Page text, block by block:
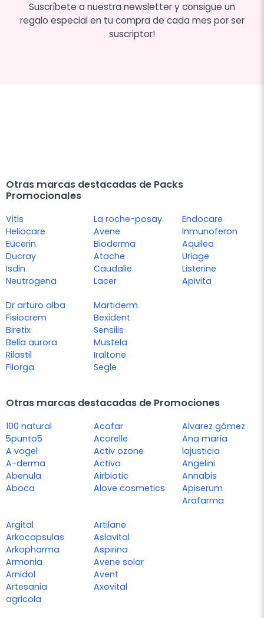
Suscríbete a nuestra newsletter y consigue un
regalo especial en tu compra de cada mes por ser
suscriptor!
Otras marcas destacadas de Packs
Promocionales
Vitis
Heliocare
Eucerin
Ducray
Isdin
Neutrogena
La roche-posay
Avene
Bioderma
Atache
Caudalie
Lacer
Endocare
Inmunoferon
Aquilea
Uriage
Listerine
Apivita
Dr arturo alba
Fisiocrem
Biretix
Bella aurora
Rilastil
Filorga
Martiderm
Bexident
Sensilis
Mustela
Iraltone
Segle
Otras marcas destacadas de Promociones
100 natural
5punto5
A vogel
A-derma
Abenula
Aboca
Acofar
Acorelle
Activ ozone
Activa
Airbiotic
Alove cosmetics
Alvarez gómez
Ana maría
lajusticia
Angelini
Annabis
Apiserum
Arafarma
Argital
Arkocapsulas
Arkopharma
Armonia
Arnidol
Artesania
agricola
Artilane
Aslavital
Aspirina
Avene solar
Avent
Axovital